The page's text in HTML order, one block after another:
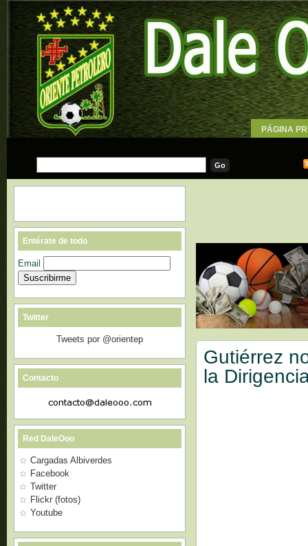
PÁGINA
Gutiérrez
la
Entérate de todo
Email
Twitter
Tweets por @orientep
Contacto
Red DaleOoo
Cargadas Albiverdes
Facebook
Twitter
Flickr (fotos)
Youtube